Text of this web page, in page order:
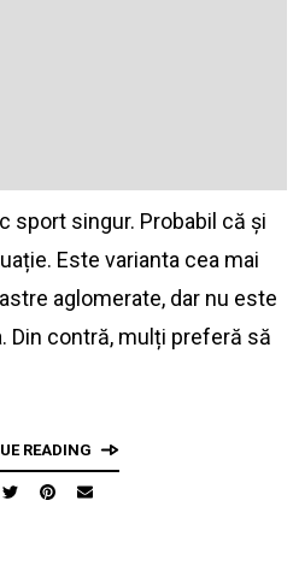
sport singur. Probabil că și
Este varianta cea mai
aglomerate, dar nu este
Din contră, mulți preferă să
READING